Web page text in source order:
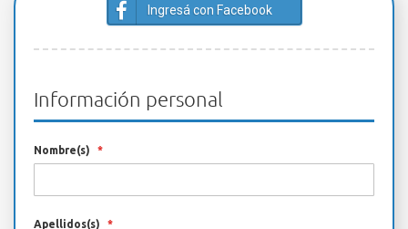
Ingresá con Facebook
Información personal
Nombre(s)
Apellidos(s)